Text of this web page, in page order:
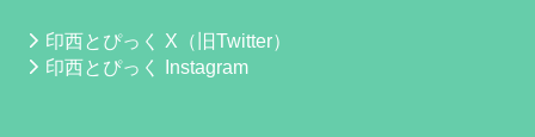
印西とぴっく X（旧Twitter）
印西とぴっく Instagram